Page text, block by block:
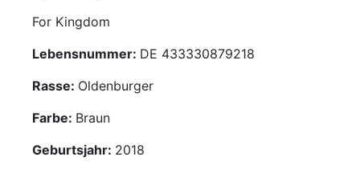
Gütesiegel
Mediathek
For Kingdom
Lebensnummer: DE 433330879218
Rasse: Oldenburger
Farbe: Braun
Geburtsjahr: 2018